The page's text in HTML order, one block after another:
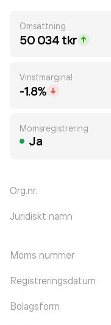
Omsättning
50 034 tkr
Vinstmarginal
-1.8%
Momsregistrering
Ja
Org.nr.
Juridiskt namn
Moms nummer
Registreringsdatum
Bolagsform